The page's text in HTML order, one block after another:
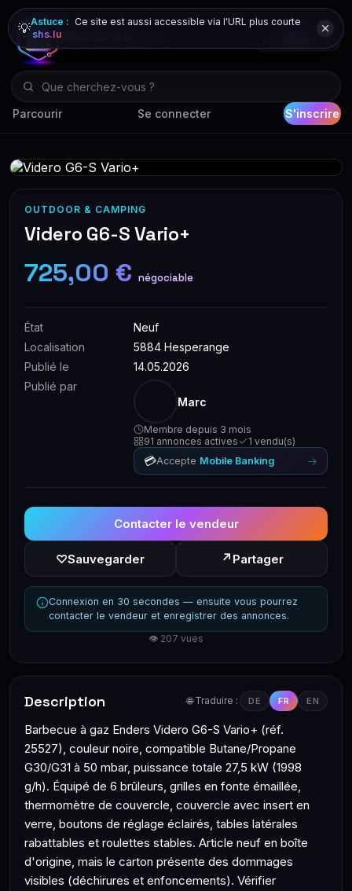
Parcourir Se connecter S'inscrire
💡Astuce : Ce site est aussi accessible via l'URL plus courte
shs.lu
OUTDOOR & CAMPING
Videro G6-S Vario+
725,00 € négociable
État
Neuf
Localisation
5884 Hesperange
Publié le
14.05.2026
Publié par
Marc
Membre depuis 3 mois
91 annonces actives
1 vendu(s)
💳Accepte Mobile Banking →
Contacter le vendeur
♡Sauvegarder ↗ Partager
Connexion en 30 secondes — ensuite vous pourrez
contacter le vendeur et enregistrer des annonces.
👁 207 vues
Description 🌐 Traduire : DE FR EN
Barbecue à gaz Enders Videro G6-S Vario+ (réf.
25527), couleur noire, compatible Butane/Propane
G30/G31 à 50 mbar, puissance totale 27,5 kW (1998
g/h). Équipé de 6 brûleurs, grilles en fonte émaillée,
thermomètre de couvercle, couvercle avec insert en
verre, boutons de réglage éclairés, tables latérales
rabattables et roulettes stables. Article neuf en boîte
d'origine, mais le carton présente des dommages
visibles (déchirures et enfoncements). Vérifier